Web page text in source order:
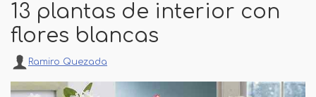
13 plantas de interior con
flores blancas
Ramiro Quezada